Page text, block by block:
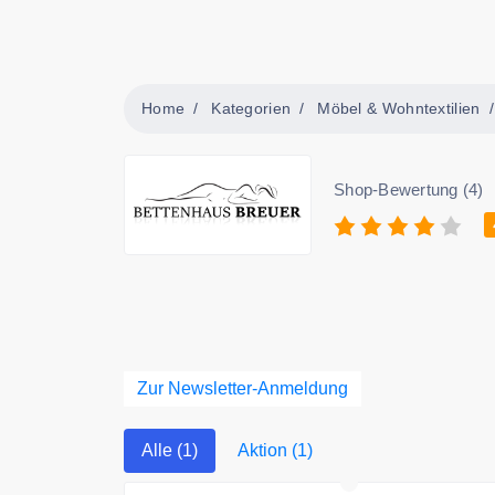
Home Kategorien Möbel & Wohntextilien
Shop-Bewertung (4)
Zur Newsletter-Anmeldung
Alle (1) Aktion (1)